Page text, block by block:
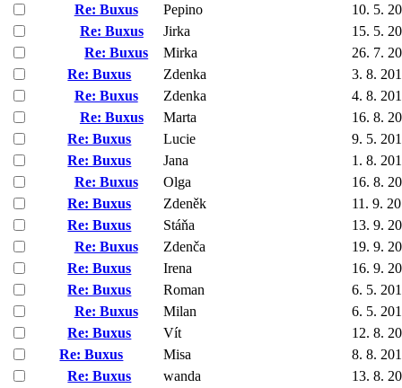
Re: Buxus
Pepino
10. 5.
Re: Buxus
Jirka
15. 5.
Re: Buxus
Mirka
26. 7.
Re: Buxus
Zdenka
3. 8.
Re: Buxus
Zdenka
4. 8.
Re: Buxus
Marta
16. 8.
Re: Buxus
Lucie
9. 5.
Re: Buxus
Jana
1. 8.
Re: Buxus
Olga
16. 8.
Re: Buxus
Zdeněk
11. 9.
Re: Buxus
Stáňa
13. 9.
Re: Buxus
Zdenča
19. 9.
Re: Buxus
Irena
16. 9.
Re: Buxus
Roman
6. 5.
Re: Buxus
Milan
6. 5.
Re: Buxus
Vít
12. 8.
Re: Buxus
Misa
8. 8.
Re: Buxus
wanda
13. 8.